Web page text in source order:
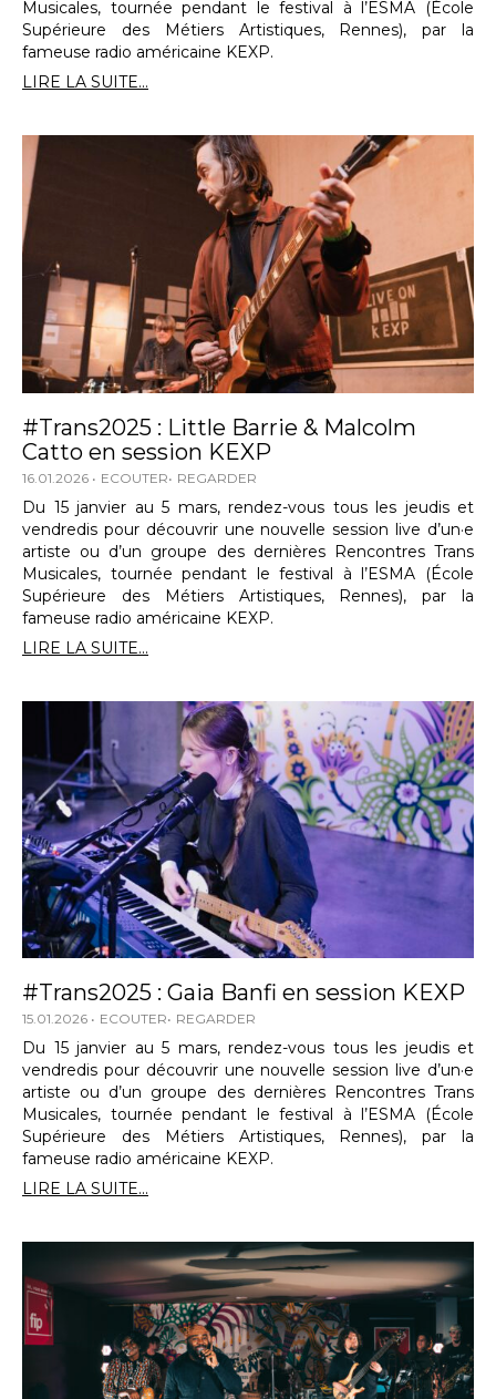
Musicales, tournée pendant le festival à l’ESMA (École
Supérieure des Métiers Artistiques, Rennes), par la
fameuse radio américaine KEXP.
LIRE LA SUITE...
#Trans2025 : Little Barrie & Malcolm
Catto en session KEXP
16.01.2026 ECOUTER REGARDER
Du 15 janvier au 5 mars, rendez-vous tous les jeudis et
vendredis pour découvrir une nouvelle session live d’un·e
artiste ou d’un groupe des dernières Rencontres Trans
Musicales, tournée pendant le festival à l’ESMA (École
Supérieure des Métiers Artistiques, Rennes), par la
fameuse radio américaine KEXP.
LIRE LA SUITE...
#Trans2025 : Gaia Banfi en session KEXP
15.01.2026 ECOUTER REGARDER
Du 15 janvier au 5 mars, rendez-vous tous les jeudis et
vendredis pour découvrir une nouvelle session live d’un·e
artiste ou d’un groupe des dernières Rencontres Trans
Musicales, tournée pendant le festival à l’ESMA (École
Supérieure des Métiers Artistiques, Rennes), par la
fameuse radio américaine KEXP.
LIRE LA SUITE...